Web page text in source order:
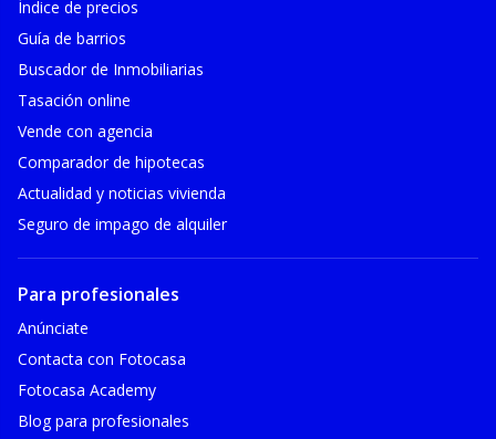
Índice de precios
Guía de barrios
Buscador de Inmobiliarias
Tasación online
Vende con agencia
Comparador de hipotecas
Actualidad y noticias vivienda
Seguro de impago de alquiler
Para profesionales
Anúnciate
Contacta con Fotocasa
Fotocasa Academy
Blog para profesionales